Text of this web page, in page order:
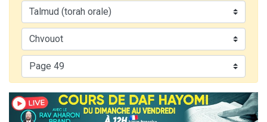
Ariel vient de donner son Maasser
Il reste 49 places pour étudier en groupe sur Zoom
6 personnes viennent de faire un don pour 5 enfants déjà orphelins risquent de perdre leur maman
3 personnes viennent de nous rejoindre sur WhatsApp